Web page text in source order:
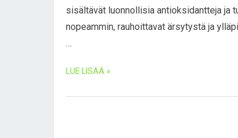
sisältävät luonnollisia antioksidantteja ja
nopeammin, rauhoittavat ärsytystä ja
…
LUE LISÄÄ »